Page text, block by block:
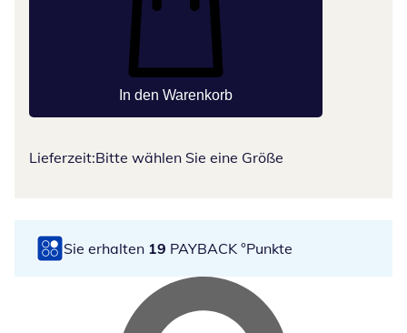
In den Warenkorb
Lieferzeit:Bitte wählen Sie eine Größe
Sie erhalten 19 PAYBACK °Punkte